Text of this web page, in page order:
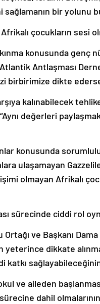
bir yolunu
çocukların sesi
konusunda genç
Antlaşması
birbirimize dikte
kalınabilecek
değerleri
konusunda
ulaşamayan
olmayan Afrikalı
sürecinde ciddi rol
ve Başkanı
dikkate
katkı sağlayabileceğinin
ve aileden
sürecine dahil